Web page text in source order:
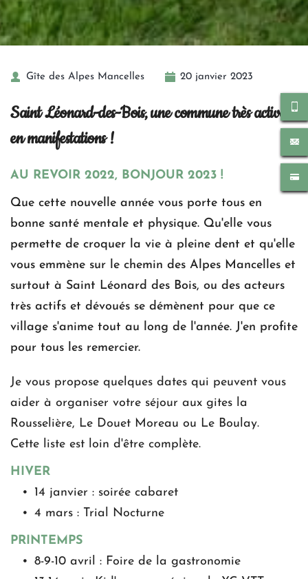
Gîte des Alpes Mancelles 20 janvier 2023
Saint Léonard-des-Bois, une commune très active
en manifestations !
AU REVOIR 2022, BONJOUR 2023 !
Que cette nouvelle année vous porte tous en
bonne santé mentale et physique. Qu'elle vous
permette de croquer la vie à pleine dent et qu'elle
vous emmène sur le chemin des Alpes Mancelles et
surtout à Saint Léonard des Bois, ou des acteurs
très actifs et dévoués se démènent pour que ce
village s'anime tout au long de l'année. J'en profite
pour tous les remercier.
Je vous propose quelques dates qui peuvent vous
aider à organiser votre séjour aux gites la
Rousselière, Le Douet Moreau ou Le Boulay.
Cette liste est loin d'être complète.
HIVER
14 janvier : soirée cabaret
4 mars : Trial Nocturne
PRINTEMPS
8-9-10 avril : Foire de la gastronomie